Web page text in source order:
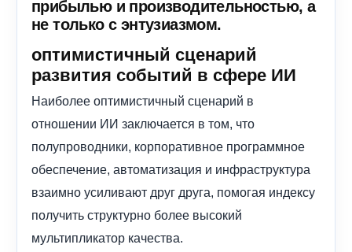
прибылью и производительностью, а
не только с энтузиазмом.
оптимистичный сценарий
развития событий в сфере ИИ
Наиболее оптимистичный сценарий в
отношении ИИ заключается в том, что
полупроводники, корпоративное программное
обеспечение, автоматизация и инфраструктура
взаимно усиливают друг друга, помогая индексу
получить структурно более высокий
мультипликатор качества.